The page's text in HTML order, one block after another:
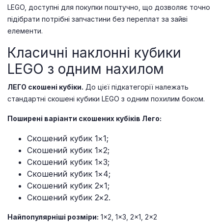
LEGO, доступні для покупки поштучно, що дозволяє точно
підібрати потрібні запчастини без переплат за зайві
елементи.
Класичні наклонні кубики
LEGO з одним нахилом
ЛЕГО скошені кубіки. До цієї підкатегорії належать
стандартні скошені кубики LEGO з одним похилим боком.
Поширені варіанти скошених кубіків Лего:
Скошений кубик 1×1;
Скошений кубик 1×2;
Скошений кубик 1×3;
Скошений кубик 1×4;
Скошений кубик 2×1;
Скошений кубик 2×2.
Найпопулярніші розміри: 1×2, 1×3, 2×1, 2×2